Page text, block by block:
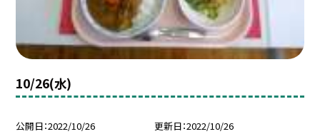
10/26(水)
公開日 2022/10/26 更新日 2022/10/26